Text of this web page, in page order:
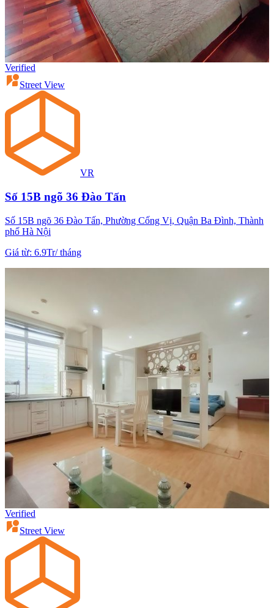
Verified
Street View
VR
Số 15B ngõ 36 Đào Tấn
Số 15B ngõ 36 Đào Tấn, Phường Cống Vị, Quận Ba Đình, Thành
phố Hà Nội
Giá từ: 6.9Tr/tháng
Verified
Street View